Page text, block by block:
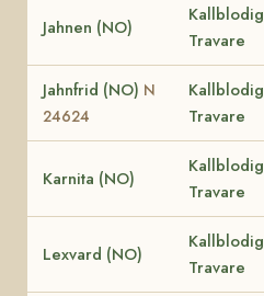
Jahnen (NO)
Kallblodig
Travare
Jahnfrid (NO) N
24624
Kallblodig
Travare
Karnita (NO)
Kallblodig
Travare
Lexvard (NO)
Kallblodig
Travare